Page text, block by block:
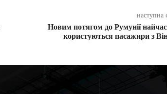
наступна
Новим потягом до Румунії
користуються пасажири з